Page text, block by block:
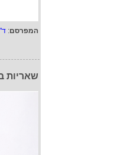
המפרסם:
שאריות